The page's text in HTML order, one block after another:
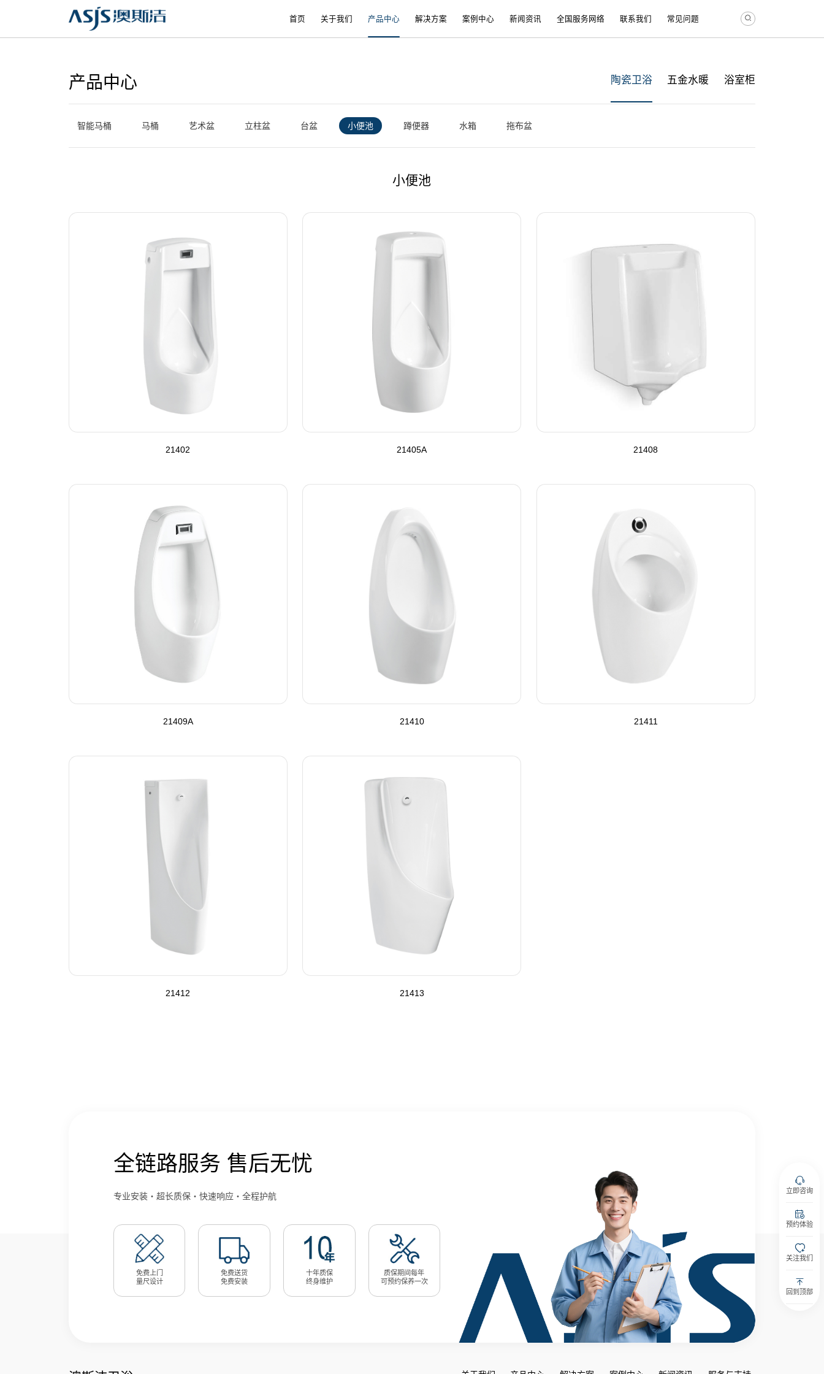
首页 关于我们 产品中心 解决方案 案例中心 新闻资讯 全国服务网络 联系我们 常见问题
产品中心 陶瓷卫浴 五金水暖 浴室柜
智能马桶 马桶 艺术盆 立柱盆 台盆 小便池 蹲便器 水箱 拖布盆
小便池
21402 21405A 21408
21409A 21410 21411
21412 21413
全链路服务 售后无忧
专业安装・超长质保・快速响应・全程护航
免费上门
量尺设计
免费送货
免费安装
十年质保
终身维护
质保期间每年
可预约保养一次
立即咨询
预约体验
关注我们
回到顶部